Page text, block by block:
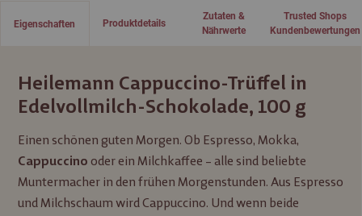
Eigenschaften
Heilemann Cappuccino-Trüffel in
Edelvollmilch-Schokolade, 100 g
Einen schönen guten Morgen. Ob Espresso, Mokka,
Cappuccino oder ein Milchkaffee – alle sind beliebte
Muntermacher in den frühen Morgenstunden. Aus Espresso
und Milchschaum wird Cappuccino. Und wenn beide
Produktdetails
Zutaten &
Nährwerte
Trusted Shops
Kundenbewertungen